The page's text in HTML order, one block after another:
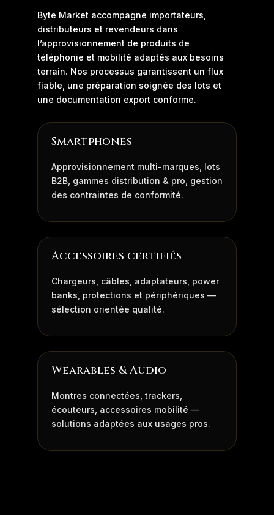
Byte Market accompagne importateurs,
distributeurs et revendeurs dans
l’approvisionnement de produits de
téléphonie et mobilité adaptés aux besoins
terrain. Nos processus garantissent un flux
fiable, une préparation soignée des lots et
une documentation export conforme.
Smartphones
Approvisionnement multi-marques, lots
B2B, gammes distribution & pro, gestion
des contraintes de conformité.
Accessoires certifiés
Chargeurs, câbles, adaptateurs, power
banks, protections et périphériques —
sélection orientée qualité.
Wearables & Audio
Montres connectées, trackers,
écouteurs, accessoires mobilité —
solutions adaptées aux usages pros.